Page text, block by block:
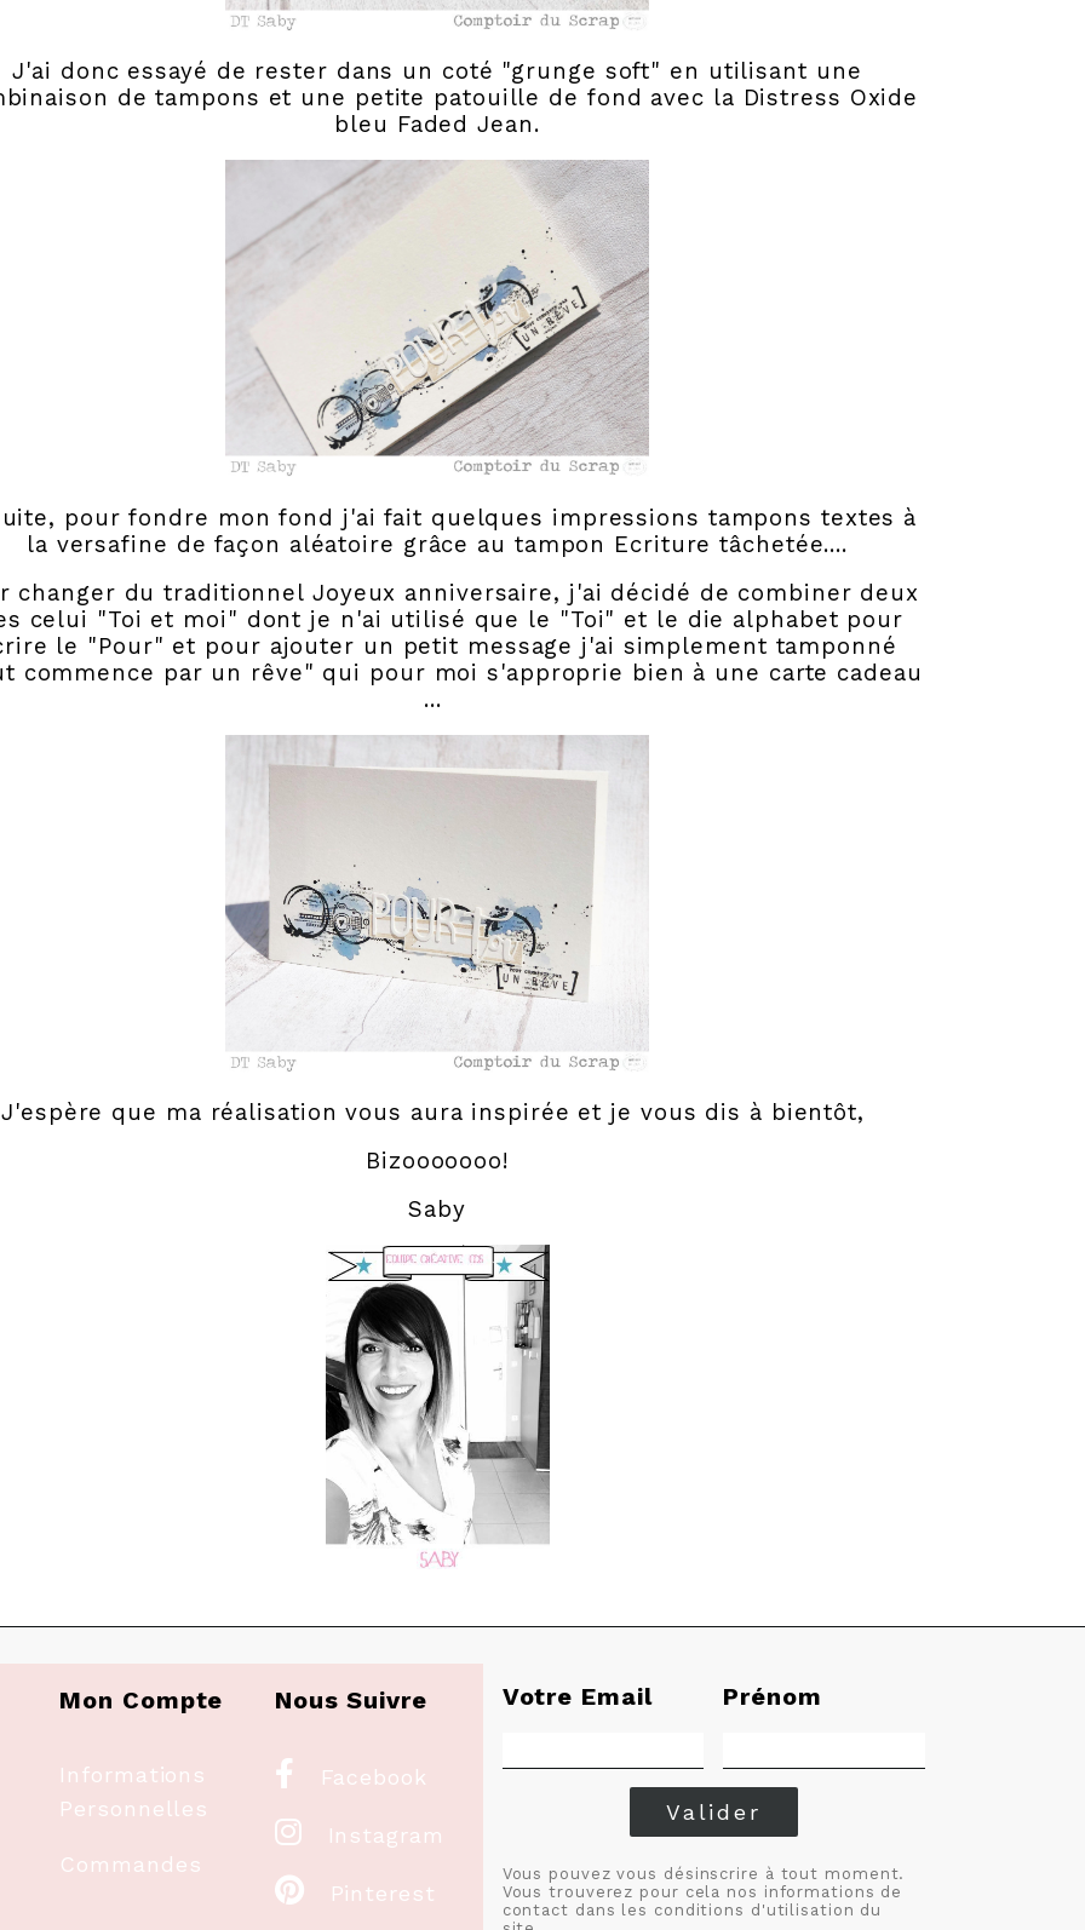
J'ai donc essayé de rester dans un coté "grunge soft" en utilisant une
de tampons et une petite patouille de fond avec la Distress Oxide
bleu Faded Jean.
pour fondre mon fond j'ai fait quelques impressions tampons textes à
la versafine de façon aléatoire grâce au tampon Ecriture tâchetée....
changer du traditionnel Joyeux anniversaire, j'ai décidé de combiner deux
celui "Toi et moi" dont je n'ai utilisé que le "Toi" et le die alphabet pour
le "Pour" et pour ajouter un petit message j'ai simplement tamponné
commence par un rêve" qui pour moi s'approprie bien à une carte cadeau
...
J'espère que ma réalisation vous aura inspirée et je vous dis à bientôt,
Bizooooooo!
Saby
Mon Compte
Informations
Personnelles
Commandes
Nous Suivre
 Facebook
 Instagram
 Pinterest
Votre Email Prénom
Valider
Vous pouvez vous désinscrire à tout moment.
Vous trouverez pour cela nos informations de
contact dans les conditions d'utilisation du